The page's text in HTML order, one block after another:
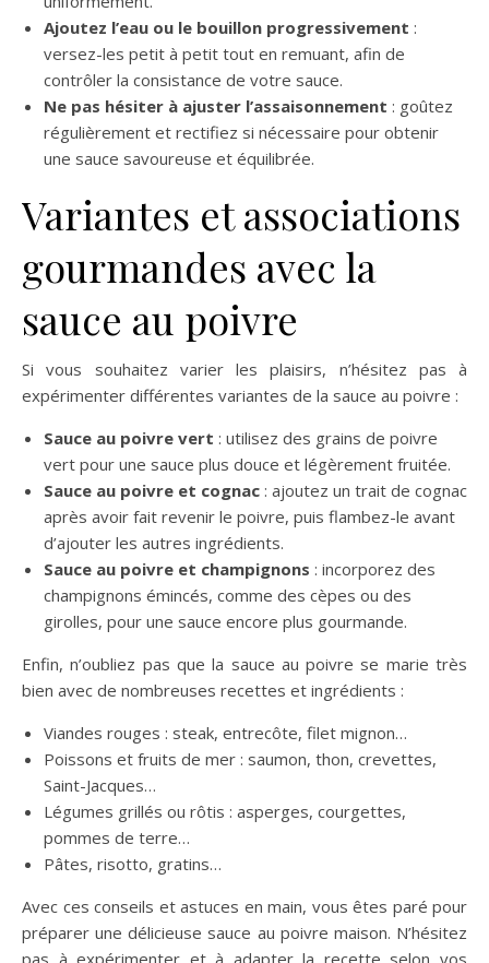
Ajoutez l’eau ou le bouillon progressivement :
versez-les petit à petit tout en remuant, afin de
contrôler la consistance de votre sauce.
Ne pas hésiter à ajuster l’assaisonnement : goûtez
régulièrement et rectifiez si nécessaire pour obtenir
une sauce savoureuse et équilibrée.
Variantes et associations
gourmandes avec la
sauce au poivre
Si vous souhaitez varier les plaisirs, n’hésitez pas à
expérimenter différentes variantes de la sauce au poivre :
Sauce au poivre vert : utilisez des grains de poivre
vert pour une sauce plus douce et légèrement fruitée.
Sauce au poivre et cognac : ajoutez un trait de cognac
après avoir fait revenir le poivre, puis flambez-le avant
d’ajouter les autres ingrédients.
Sauce au poivre et champignons : incorporez des
champignons émincés, comme des cèpes ou des
girolles, pour une sauce encore plus gourmande.
Enfin, n’oubliez pas que la sauce au poivre se marie très
bien avec de nombreuses recettes et ingrédients :
Viandes rouges : steak, entrecôte, filet mignon…
Poissons et fruits de mer : saumon, thon, crevettes,
Saint-Jacques…
Légumes grillés ou rôtis : asperges, courgettes,
pommes de terre…
Pâtes, risotto, gratins…
Avec ces conseils et astuces en main, vous êtes paré pour
préparer une délicieuse sauce au poivre maison. N’hésitez
pas à expérimenter et à adapter la recette selon vos